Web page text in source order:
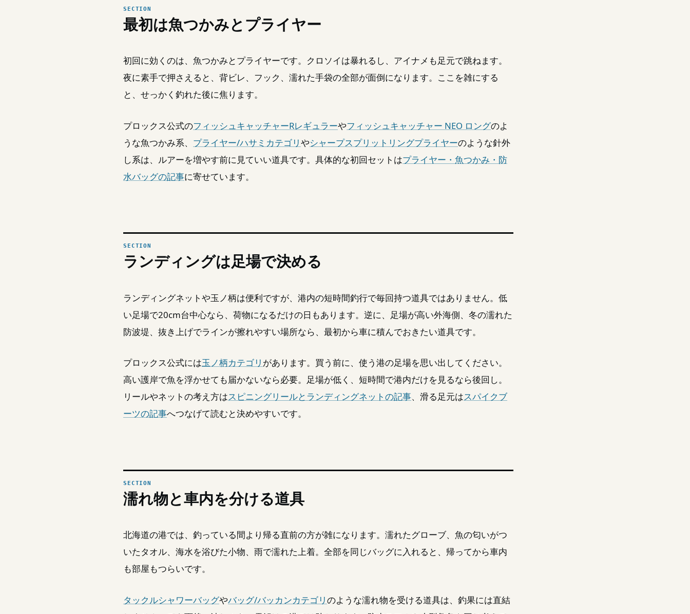
最初は魚つかみとプライヤー
初回に効くのは、魚つかみとプライヤーです。クロソイは暴れるし、アイナメも足元で跳ねます。
夜に素手で押さえると、背ビレ、フック、濡れた手袋の全部が面倒になります。ここを雑にする
と、せっかく釣れた後に焦ります。
プロックス公式のフィッシュキャッチャーRレギュラーやフィッシュキャッチャー NEO ロングのよ
うな魚つかみ系、 プライヤー/ハサミカテゴリやシャープスプリットリングプライヤーのような針外
し系は、ルアーを増やす前に見ていい道具です。具体的な初回セットはプライヤー・魚つかみ・防
水バッグの記事に寄せています。
ランディングは足場で決める
ランディングネットや玉ノ柄は便利ですが、港内の短時間釣行で毎回持つ道具ではありません。低
い足場で20cm台中心なら、荷物になるだけの日もあります。逆に、足場が高い外海側、冬の濡れた
防波堤、抜き上げでラインが擦れやすい場所なら、最初から車に積んでおきたい道具です。
プロックス公式には玉ノ柄カテゴリ があります。買う前に、使う港の足場を思い出してください。
高い護岸で魚を浮かせても届かないなら必要。足場が低く、短時間で港内だけを見るなら後回し。
リールやネットの考え方はスピニングリールとランディングネットの記事、滑る足元はスパイクブ
ーツの記事へつなげて読むと決めやすいです。
濡れ物と車内を分ける道具
北海道の港では、釣っている間より帰る直前の方が雑になります。濡れたグローブ、魚の匂いがつ
いたタオル、海水を浴びた小物、雨で濡れた上着。全部を同じバッグに入れると、帰ってから車内
も部屋もつらいです。
タックルシャワーバッグやバッグ/バッカンカテゴリのような濡れ物を受ける道具は、釣果には直結